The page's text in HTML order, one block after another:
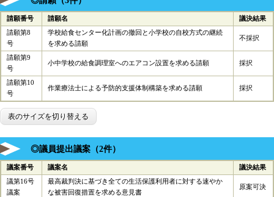
請願番号 請願名 議決結果
請願第8
号
学校給食センター化計画の撤回と小学校の自校方式の継続
を求める請願
不採択
請願第9
号
小中学校の給食調理室へのエアコン設置を求める請願 採択
請願第10
号
作業療法士による予防的支援体制構築を求める請願 採択
表のサイズを切り替える
◎議員提出議案（2件）
議案番号 議案名 議決結果
議第16号
議案
最高裁判決に基づき全ての生活保護利用者に対する速やか
な被害回復措置を求める意見書
原案可決